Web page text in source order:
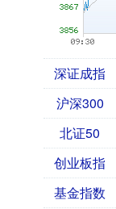
深证成指
沪深300
北证50
创业板指
基金指数